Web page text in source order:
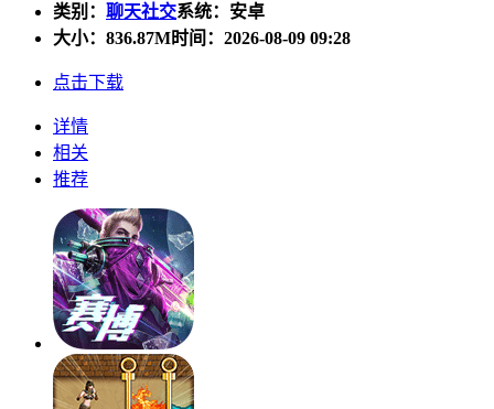
类别： 聊天社交系统：安卓
大小： 836.87M时间：2026-08-09 09:28
点击下载
详情
相关
推荐